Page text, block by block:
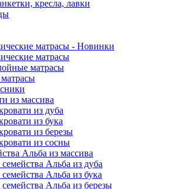
кресла, лавки
матрасы - Новинки
матрасы
матрасы
из массива
из дуба
из бука
из березы
из сосны
Альба из массива
Альба из дуба
Альба из бука
Альба из березы